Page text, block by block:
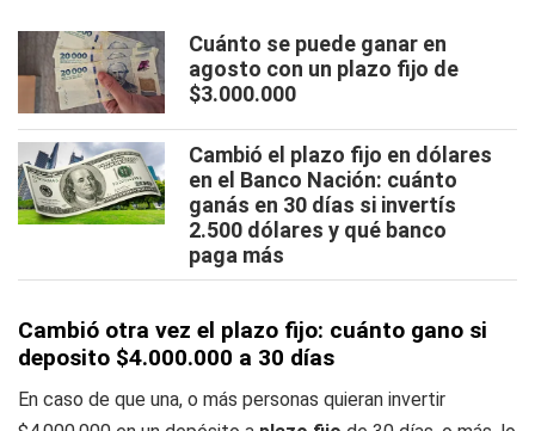
Cuánto se puede ganar en
agosto con un plazo fijo de
$3.000.000
Cambió el plazo fijo en dólares
en el Banco Nación: cuánto
ganás en 30 días si invertís
2.500 dólares y qué banco
paga más
Cambió otra vez el plazo fijo: cuánto gano si
deposito $4.000.000 a 30 días
En caso de que una, o más personas quieran invertir